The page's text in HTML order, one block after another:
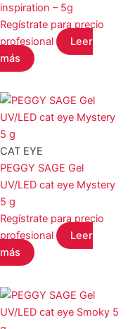
inspiration – 5g
Regístrate para precio
profesional
Leer
más
CAT EYE
PEGGY SAGE Gel
UV/LED cat eye Mystery
5 g
Regístrate para precio
profesional
Leer
más